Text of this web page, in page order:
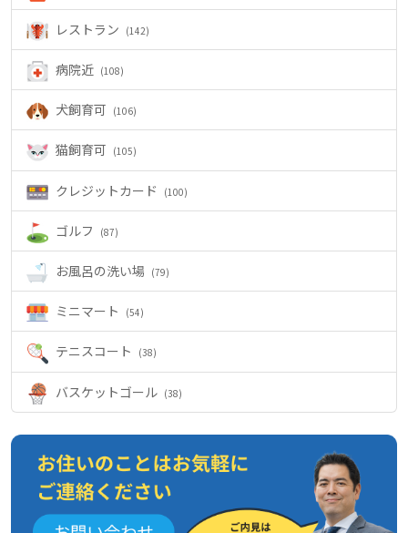
レストラン (142)
病院近 (108)
犬飼育可 (106)
猫飼育可 (105)
クレジットカード (100)
ゴルフ (87)
お風呂の洗い場 (79)
ミニマート (54)
テニスコート (38)
バスケットゴール (38)